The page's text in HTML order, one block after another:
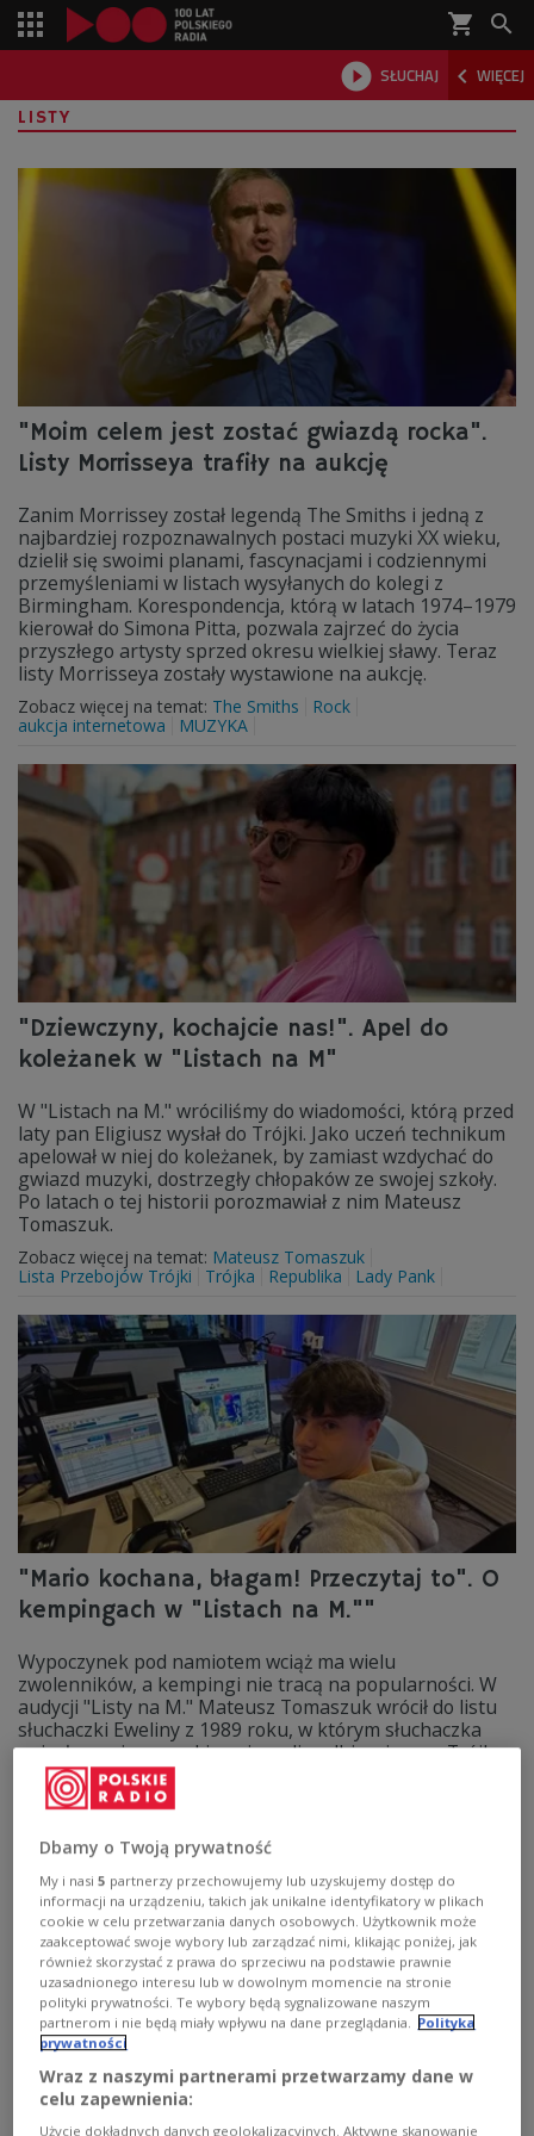
shopping_cart 
 SŁUCHAJ  WIĘCEJ

LISTY
"Moim celem jest zostać gwiazdą rocka".
Listy Morrisseya trafiły na aukcję
Zanim Morrissey został legendą The Smiths i jedną z
najbardziej rozpoznawalnych postaci muzyki XX wieku,
dzielił się swoimi planami, fascynacjami i codziennymi
przemyśleniami w listach wysyłanych do kolegi z
Birmingham. Korespondencja, którą w latach 1974–1979
kierował do Simona Pitta, pozwala zajrzeć do życia
przyszłego artysty sprzed okresu wielkiej sławy. Teraz
listy Morrisseya zostały wystawione na aukcję.
Zobacz więcej na temat: The Smiths
Rock
aukcja internetowa
MUZYKA
"Dziewczyny, kochajcie nas!". Apel do
koleżanek w "Listach na M"
W "Listach na M." wróciliśmy do wiadomości, którą przed
laty pan Eligiusz wysłał do Trójki. Jako uczeń technikum
apelował w niej do koleżanek, by zamiast wzdychać do
gwiazd muzyki, dostrzegły chłopaków ze swojej szkoły.
Po latach o tej historii porozmawiał z nim Mateusz
Tomaszuk.
Zobacz więcej na temat: Mateusz Tomaszuk
Lista Przebojów Trójki
Trójka Republika Lady Pank
"Mario kochana, błagam! Przeczytaj to". O
kempingach w "Listach na M.""
Wypoczynek pod namiotem wciąż ma wielu
zwolenników, a kempingi nie tracą na popularności. W
audycji "Listy na M." Mateusz Tomaszuk wrócił do listu
słuchaczki Eweliny z 1989 roku, w którym słuchaczka
opisała swoje poszukiwania radia odbierającego Trójkę
podczas wakacyjnego pobytu na kempingu. Jej historia
stała się pretekstem do wspomnień słuchaczy o
wieczorach spędzanych przy radiu.
Zobacz więcej na temat:Marek Niedźwiecki
Lista Przebojów Trójki
camping Trójka Mateusz Tomaszuk
Dbamy o Twoją prywatność
My i nasi5 partnerzy przechowujemy lub uzyskujemy dostęp do
informacji na urządzeniu, takich jak unikalne identyfikatory w plikach
cookie w celu przetwarzania danych osobowych. Użytkownik może
zaakceptować swoje wybory lub zarządzać nimi, klikając poniżej, jak
również skorzystać z prawa do sprzeciwu na podstawie prawnie
uzasadnionego interesu lub w dowolnym momencie na stronie
polityki prywatności. Te wybory będą sygnalizowane naszym
partnerom i nie będą miały wpływu na dane przeglądania.
Polityka
prywatności
Wraz z naszymi partnerami przetwarzamy dane w
celu zapewnienia:
Użycie dokładnych danych geolokalizacyjnych. Aktywne skanowanie